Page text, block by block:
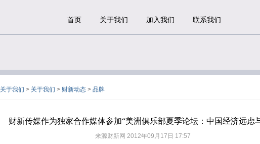
首页 关于我们 加入我们 联系我们
关于我们 > 关于我们 > 财新动态 > 品牌
财新传媒作为独家合作媒体参加“美洲俱乐部夏季论坛：中国经济远虑
来源财新网 2012年09月17日 17:57